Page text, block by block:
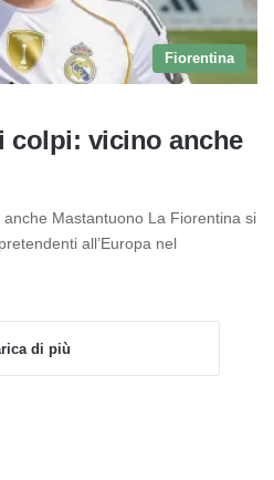
Fiorentina
colpi: vicino anche
Mastantuono La Fiorentina si
all’Europa nel
di più